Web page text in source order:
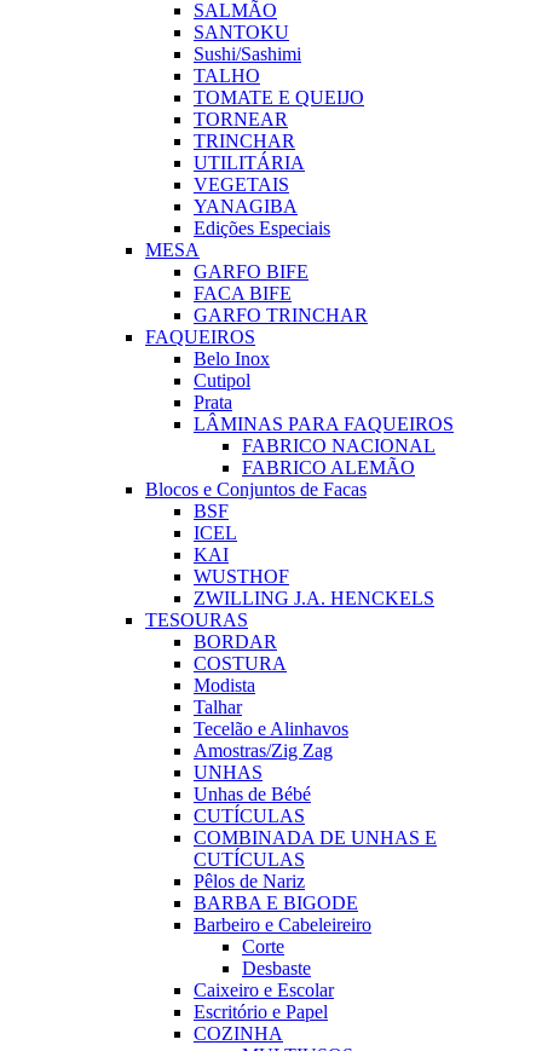
SALMÃO
SANTOKU
Sushi/Sashimi
TALHO
TOMATE E QUEIJO
TORNEAR
TRINCHAR
UTILITÁRIA
VEGETAIS
YANAGIBA
Edições Especiais
MESA
GARFO BIFE
FACA BIFE
GARFO TRINCHAR
FAQUEIROS
Belo Inox
Cutipol
Prata
LÂMINAS PARA FAQUEIROS
FABRICO NACIONAL
FABRICO ALEMÃO
Blocos e Conjuntos de Facas
BSF
ICEL
KAI
WUSTHOF
ZWILLING J.A. HENCKELS
TESOURAS
BORDAR
COSTURA
Modista
Talhar
Tecelão e Alinhavos
Amostras/Zig Zag
UNHAS
Unhas de Bébé
CUTÍCULAS
COMBINADA DE UNHAS E
CUTÍCULAS
Pêlos de Nariz
BARBA E BIGODE
Barbeiro e Cabeleireiro
Corte
Desbaste
Caixeiro e Escolar
Escritório e Papel
COZINHA